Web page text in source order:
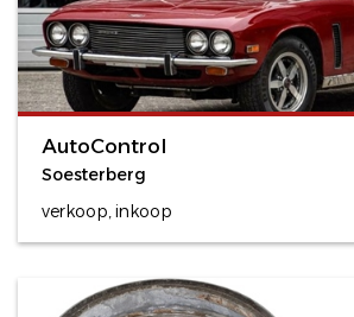
AutoControl
Soesterberg
verkoop, inkoop